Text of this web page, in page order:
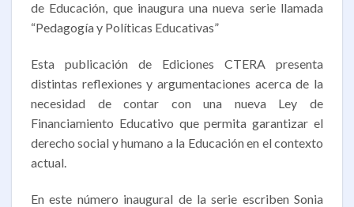
de Educación, que inaugura una nueva serie llamada
“Pedagogía y Políticas Educativas”
Esta publicación de Ediciones CTERA presenta
distintas reflexiones y argumentaciones acerca de la
necesidad de contar con una nueva Ley de
Financiamiento Educativo que permita garantizar el
derecho social y humano a la Educación en el contexto
actual.
En este número inaugural de la serie escriben Sonia